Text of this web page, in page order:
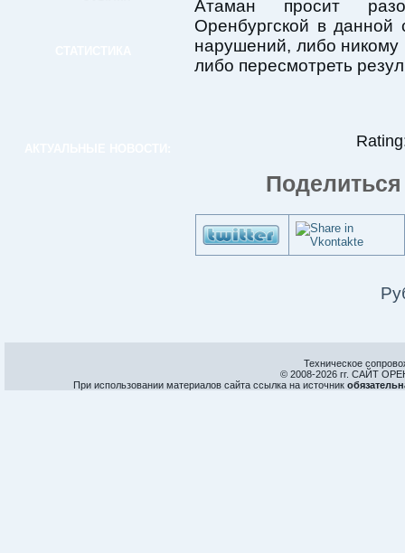
Атаман просит
Оренбургской в
нарушений, либо никому
либо пересмотреть
Техническое
© 2008-2026 гг. САЙТ
При использовании материалов сайта ссылка на источник